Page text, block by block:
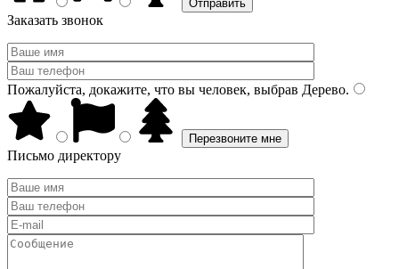
Заказать звонок
Пожалуйста, докажите, что вы человек, выбрав Дерево.
Письмо директору